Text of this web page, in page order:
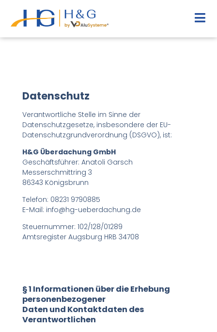
Datenschutz
Verantwortliche Stelle im Sinne der
Datenschutzgesetze, insbesondere der EU-
Datenschutzgrundverordnung (DSGVO), ist:
H&G Überdachung GmbH
Geschäftsführer: Anatoli Garsch
Messerschmittring 3
86343 Königsbrunn
Telefon: 08231 9790885
E-Mail: info@hg-ueberdachung.de
Steuernummer: 102/128/01289
Amtsregister Augsburg HRB 34708
§ 1 Informationen über die Erhebung
personenbezogener
Daten und Kontaktdaten des
Verantwortlichen